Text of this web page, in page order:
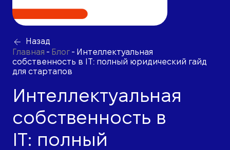
Назад
Главная - Блог - Интеллектуальная
собственность в IT: полный юридический гайд
для стартапов
Интеллектуальная
собственность в
IT: полный